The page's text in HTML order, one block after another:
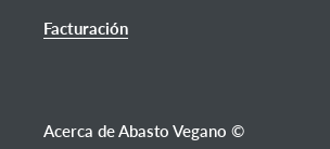
Facturación
Acerca de Abasto Vegano ©